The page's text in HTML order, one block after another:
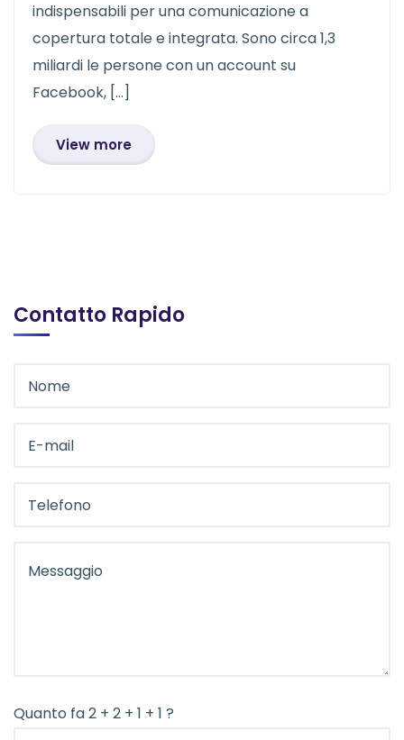
indispensabili per una comunicazione a
copertura totale e integrata. Sono circa 1,3
miliardi le persone con un account su
Facebook, […]
View more
Contatto Rapido
Quanto fa 2 + 2 + 1 + 1 ?